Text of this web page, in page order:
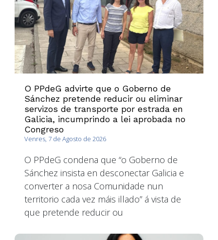
O PPdeG advirte que o Goberno de
Sánchez pretende reducir ou eliminar
servizos de transporte por estrada en
Galicia, incumprindo a lei aprobada no
Congreso
Venres, 7 de Agosto de 2026
O PPdeG condena que “o Goberno de
Sánchez insista en desconectar Galicia e
converter a nosa Comunidade nun
territorio cada vez máis illado” á vista de
que pretende reducir ou